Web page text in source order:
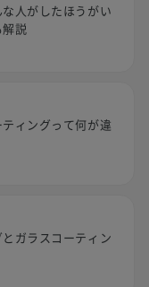
人がしたほうがい
説
ィングって何が違
ガラスコーティン